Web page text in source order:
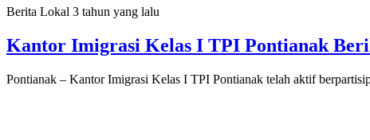
Berita Lokal 3 tahun yang lalu
Kantor Imigrasi Kelas I TPI Pontianak
Pontianak – Kantor Imigrasi Kelas I TPI Pontianak telah aktif